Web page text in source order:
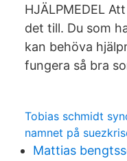
HJÄLPMEDEL
det till. Du som
kan behöva
fungera så bra
Tobias schmidt
namnet på
Mattias